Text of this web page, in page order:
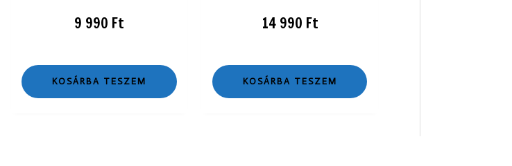
9 990 Ft
KOSÁRBA TESZEM
14 990 Ft
KOSÁRBA TESZEM